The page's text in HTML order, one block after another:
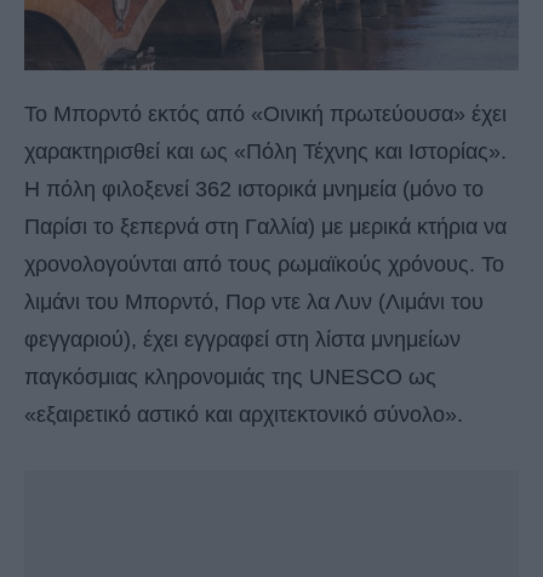
Το Μπορντό εκτός από «Οινική πρωτεύουσα» έχει
χαρακτηρισθεί και ως «Πόλη Τέχνης και Ιστορίας».
Η πόλη φιλοξενεί 362 ιστορικά μνημεία (μόνο το
Παρίσι το ξεπερνά στη Γαλλία) με μερικά κτήρια να
χρονολογούνται από τους ρωμαϊκούς χρόνους. Το
λιμάνι του Μπορντό, Πορ ντε λα Λυν (Λιμάνι του
φεγγαριού), έχει εγγραφεί στη λίστα μνημείων
παγκόσμιας κληρονομιάς της UNESCO ως
«εξαιρετικό αστικό και αρχιτεκτονικό σύνολο».